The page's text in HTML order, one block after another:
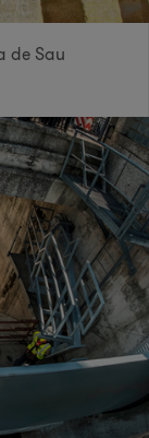
de Sau